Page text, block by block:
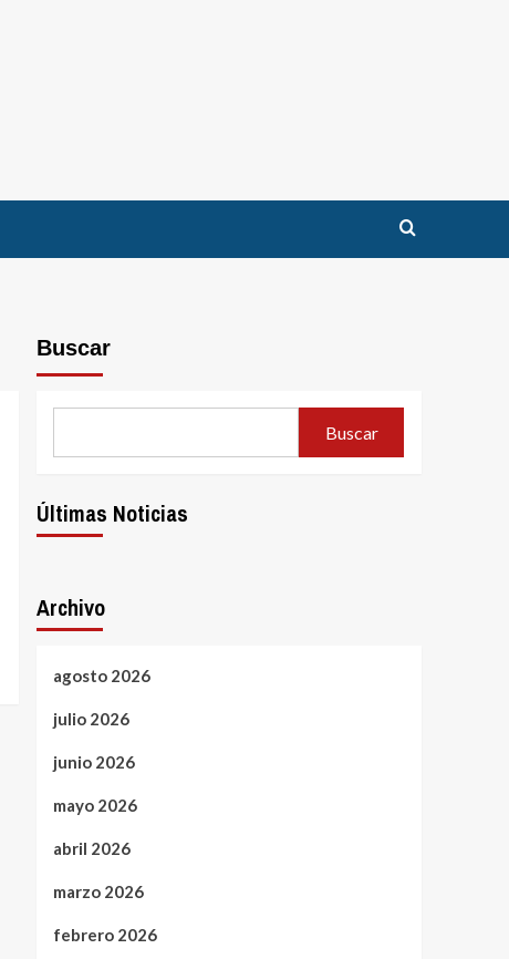
Buscar
Buscar
Últimas Noticias
Archivo
agosto 2026
julio 2026
junio 2026
mayo 2026
abril 2026
marzo 2026
febrero 2026